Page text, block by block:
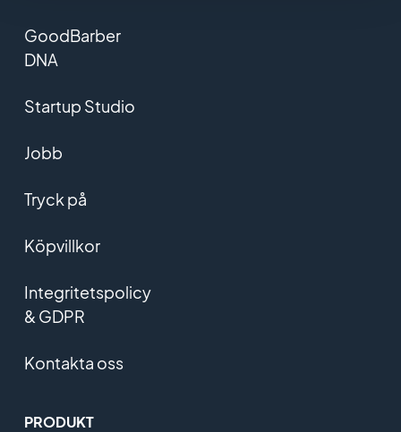
GoodBarber
DNA
Startup Studio
Jobb
Tryck på
Köpvillkor
Integritetspolicy
& GDPR
Kontakta oss
PRODUKT